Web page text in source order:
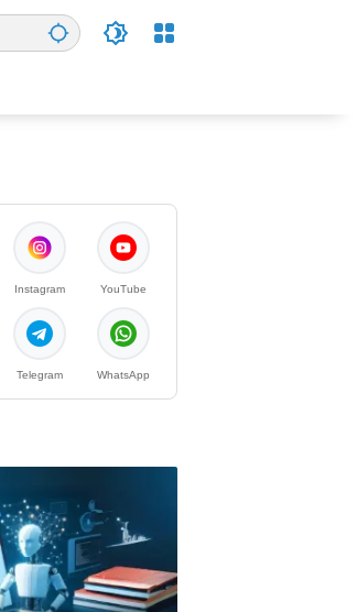
Instagram YouTube
Telegram WhatsApp